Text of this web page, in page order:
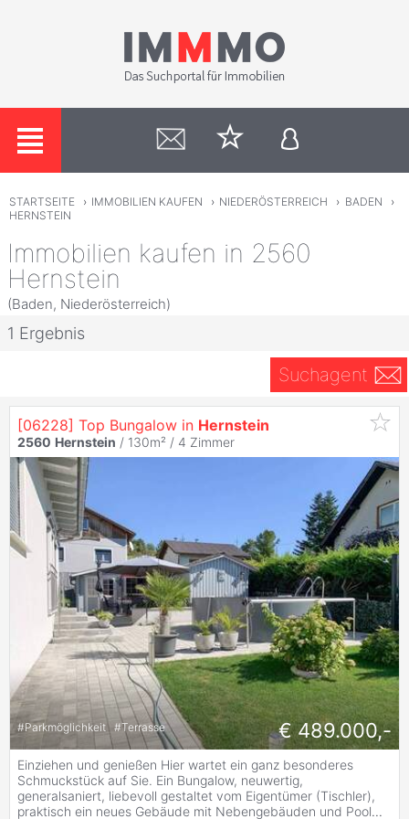
STARTSEITE › IMMOBILIEN KAUFEN › NIEDERÖSTERREICH › BADEN
›
HERNSTEIN
Immobilien kaufen in 2560
Hernstein
(Baden, Niederösterreich)
1 Ergebnis
Suchagent
[06228] Top Bungalow in Hernstein
2560 Hernstein / 130m² / 4 Zimmer
#Parkmöglichkeit #Terrasse € 489.000,-
Einziehen und genießen Hier wartet ein ganz besonderes
Schmuckstück auf Sie. Ein Bungalow, neuwertig,
generalsaniert, liebevoll gestaltet vom Eigentümer (Tischler),
praktisch ein neues Gebäude mit Nebengebäuden und Pool...